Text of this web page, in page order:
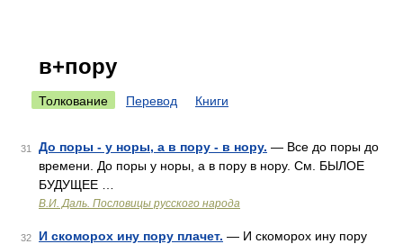
в+пору
Толкование Перевод Книги
31 До поры - у норы, а в пору - в нору. — Все до поры до
времени. До поры у норы, а в пору в нору. См. БЫЛОЕ
БУДУЩЕЕ …
В.И. Даль. Пословицы русского народа
32 И скоморох ину пору плачет. — И скоморох ину пору